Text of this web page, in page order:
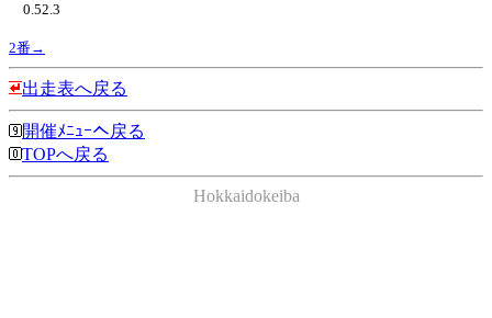
0.52.3
2番→
出走表へ戻る
開催ﾒﾆｭｰへ戻る
TOPへ戻る
Hokkaidokeiba